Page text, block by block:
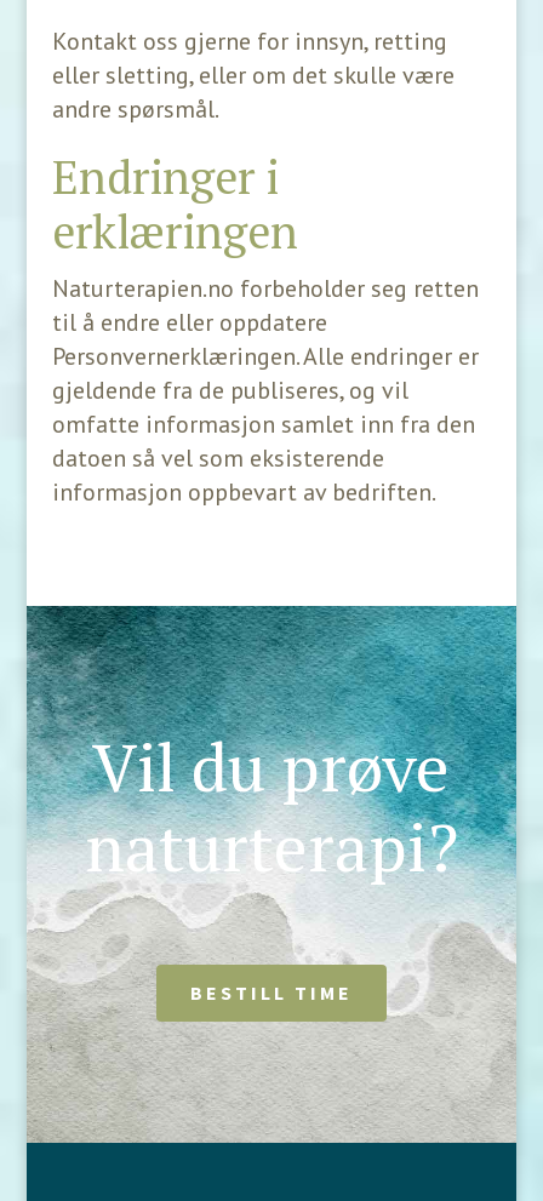
Kontakt oss gjerne for innsyn, retting
eller sletting, eller om det skulle være
andre spørsmål.
Endringer i
erklæringen
Naturterapien.no forbeholder seg retten
til å endre eller oppdatere
Personvernerklæringen. Alle endringer er
gjeldende fra de publiseres, og vil
omfatte informasjon samlet inn fra den
datoen så vel som eksisterende
informasjon oppbevart av bedriften.
Vil du prøve
naturterapi?
BESTILL TIME